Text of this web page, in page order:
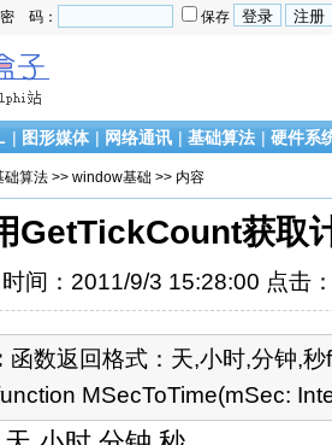
密 码： 保存
| 图形媒体 | 网络通讯 | 基础算法 | 硬件系
础算法 >> window基础 >> 内容
GetTickCount获取
时间：2011/9/3 15:28:00 点击
函数返回格式：天,小时,分钟,
MSecToTime(mSec: